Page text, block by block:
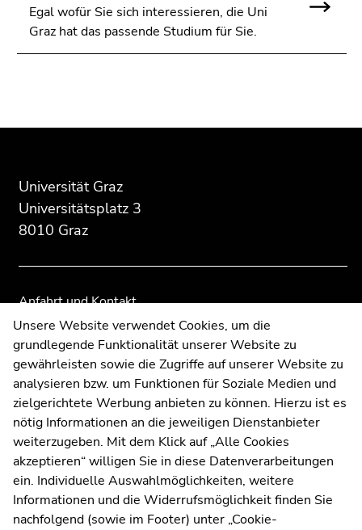
Egal wofür Sie sich interessieren, die Uni
Graz hat das passende Studium für Sie.
des
Universität Graz
Universitätsplatz 3
8010 Graz
Anfahrt und Kontakt
Kommunikation und Öffentlichkeitsarbeit
Moodle
UNIGRAZonline
Impressum
Datenschutzerklärung
Cookie-Einstellungen
Barrierefreiheitserklärung
dieses
Übersicht
Seitenbereiche
dieses
Übersicht
Seitenbereiche
Unsere Website verwendet Cookies, um die
grundlegende Funktionalität unserer Website zu
gewährleisten sowie die Zugriffe auf unserer Website zu
analysieren bzw. um Funktionen für Soziale Medien und
zielgerichtete Werbung anbieten zu können. Hierzu ist es
nötig Informationen an die jeweiligen Dienstanbieter
weiterzugeben. Mit dem Klick auf „Alle Cookies
akzeptieren“ willigen Sie in diese Datenverarbeitungen
ein. Individuelle Auswahlmöglichkeiten, weitere
Informationen und die Widerrufsmöglichkeit finden Sie
nachfolgend (sowie im Footer) unter „Cookie-